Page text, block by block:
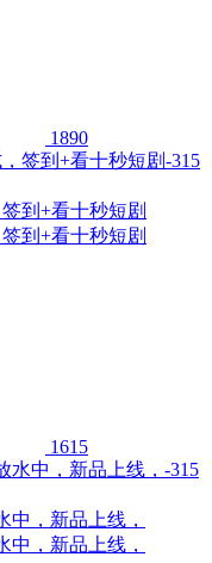
1890
到+看十秒短剧
到+看十秒短剧
1615
，新品上线，
，新品上线，